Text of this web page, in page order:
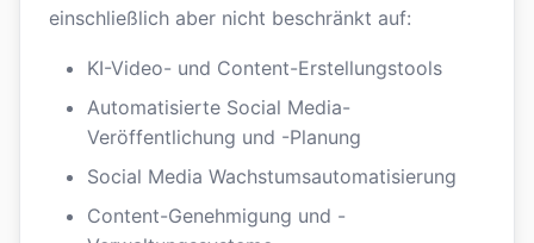
einschließlich aber nicht beschränkt auf:
KI-Video- und Content-Erstellungstools
Automatisierte Social Media-
Veröffentlichung und -Planung
Social Media Wachstumsautomatisierung
Content-Genehmigung und -